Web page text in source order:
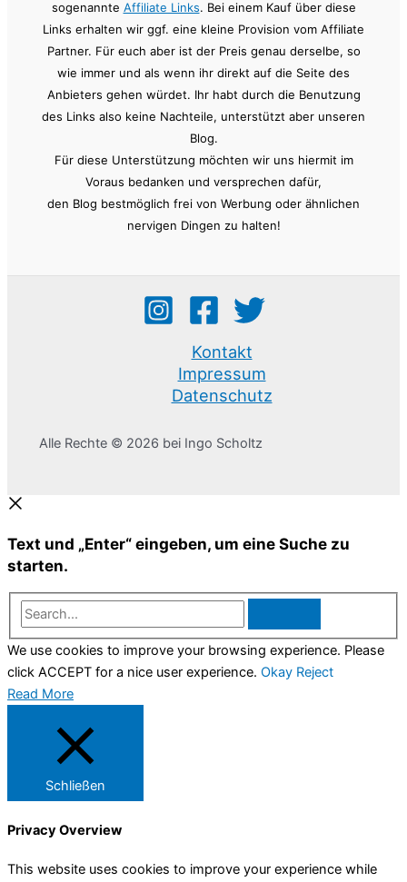
sogenannte Affiliate Links. Bei einem Kauf über diese
Links erhalten wir ggf. eine kleine Provision vom Affiliate
Partner. Für euch aber ist der Preis genau derselbe, so
wie immer und als wenn ihr direkt auf die Seite des
Anbieters gehen würdet. Ihr habt durch die Benutzung
des Links also keine Nachteile, unterstützt aber unseren
Blog.
Für diese Unterstützung möchten wir uns hiermit im
Voraus bedanken und versprechen dafür,
den Blog bestmöglich frei von Werbung oder ähnlichen
nervigen Dingen zu halten!
Kontakt
Impressum
Datenschutz
Alle Rechte © 2026 bei Ingo Scholtz
Text und „Enter“ eingeben, um eine Suche zu
starten.
Search...
We use cookies to improve your browsing experience. Please
click ACCEPT for a nice user experience. Okay Reject
Read More
Schließen
Privacy Overview
This website uses cookies to improve your experience while